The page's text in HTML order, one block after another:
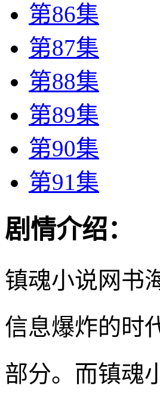
第86集
第87集
第88集
第89集
第90集
第91集
剧情介绍：
镇魂小说网书
信息爆炸的时
部分。而镇魂